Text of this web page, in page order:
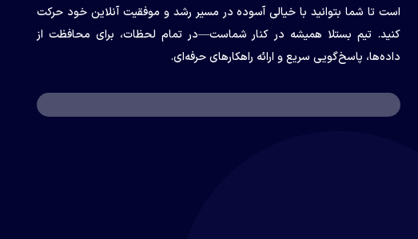
است تا شما بتوانید با خیالی آسوده در مسیر رشد و موفقیت آنلاین خود حرکت
کنید. تیم بستلا همیشه در کنار شماست—در تمام لحظات، برای محافظت از
داده‌ها، پاسخ‌گویی سریع و ارائه راهکارهای حرفه‌ای.